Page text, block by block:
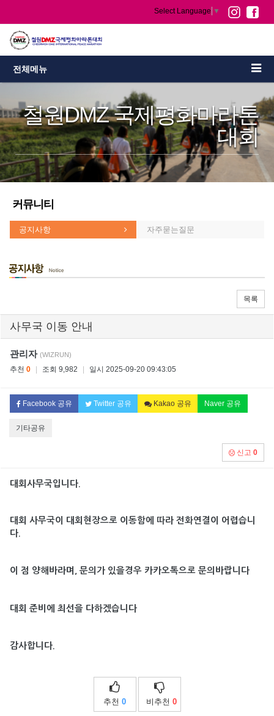
Select Language ▼
전체메뉴
철원DMZ 국제평화마라톤
대회
커뮤니티
공지사항 자주묻는질문
목록
사무국 이동 안내
관리자 (WIZRUN)
추천 0 조회 9,982 일시 2025-09-20 09:43:05
Facebook 공유 Twitter 공유 Kakao 공유 Naver 공유
기타공유
신고 0
대회사무국입니다.
대회 사무국이 대회현장으로 이동함에 따라 전화연결이 어렵습니
다.
이 점 양해바라며, 문의가 있을경우 카카오톡으로 문의바랍니다
대회 준비에 최선을 다하겠습니다
감사합니다.
추천 0 비추천 0